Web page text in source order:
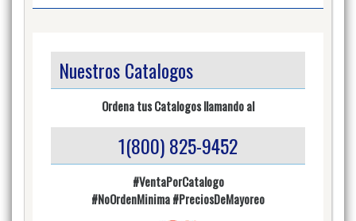
Nuestros Catalogos
Ordena tus Catalogos llamando al
1(800) 825-9452
#VentaPorCatalogo
#NoOrdenMinima#PreciosDeMayoreo